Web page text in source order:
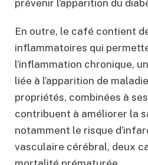
prévenir l’apparition du
En outre, le café contient
inflammatoires qui
l’inflammation chronique,
liée à l’apparition de
propriétés, combinées à
contribuent à améliorer la
notamment le risque
vasculaire cérébral, deux